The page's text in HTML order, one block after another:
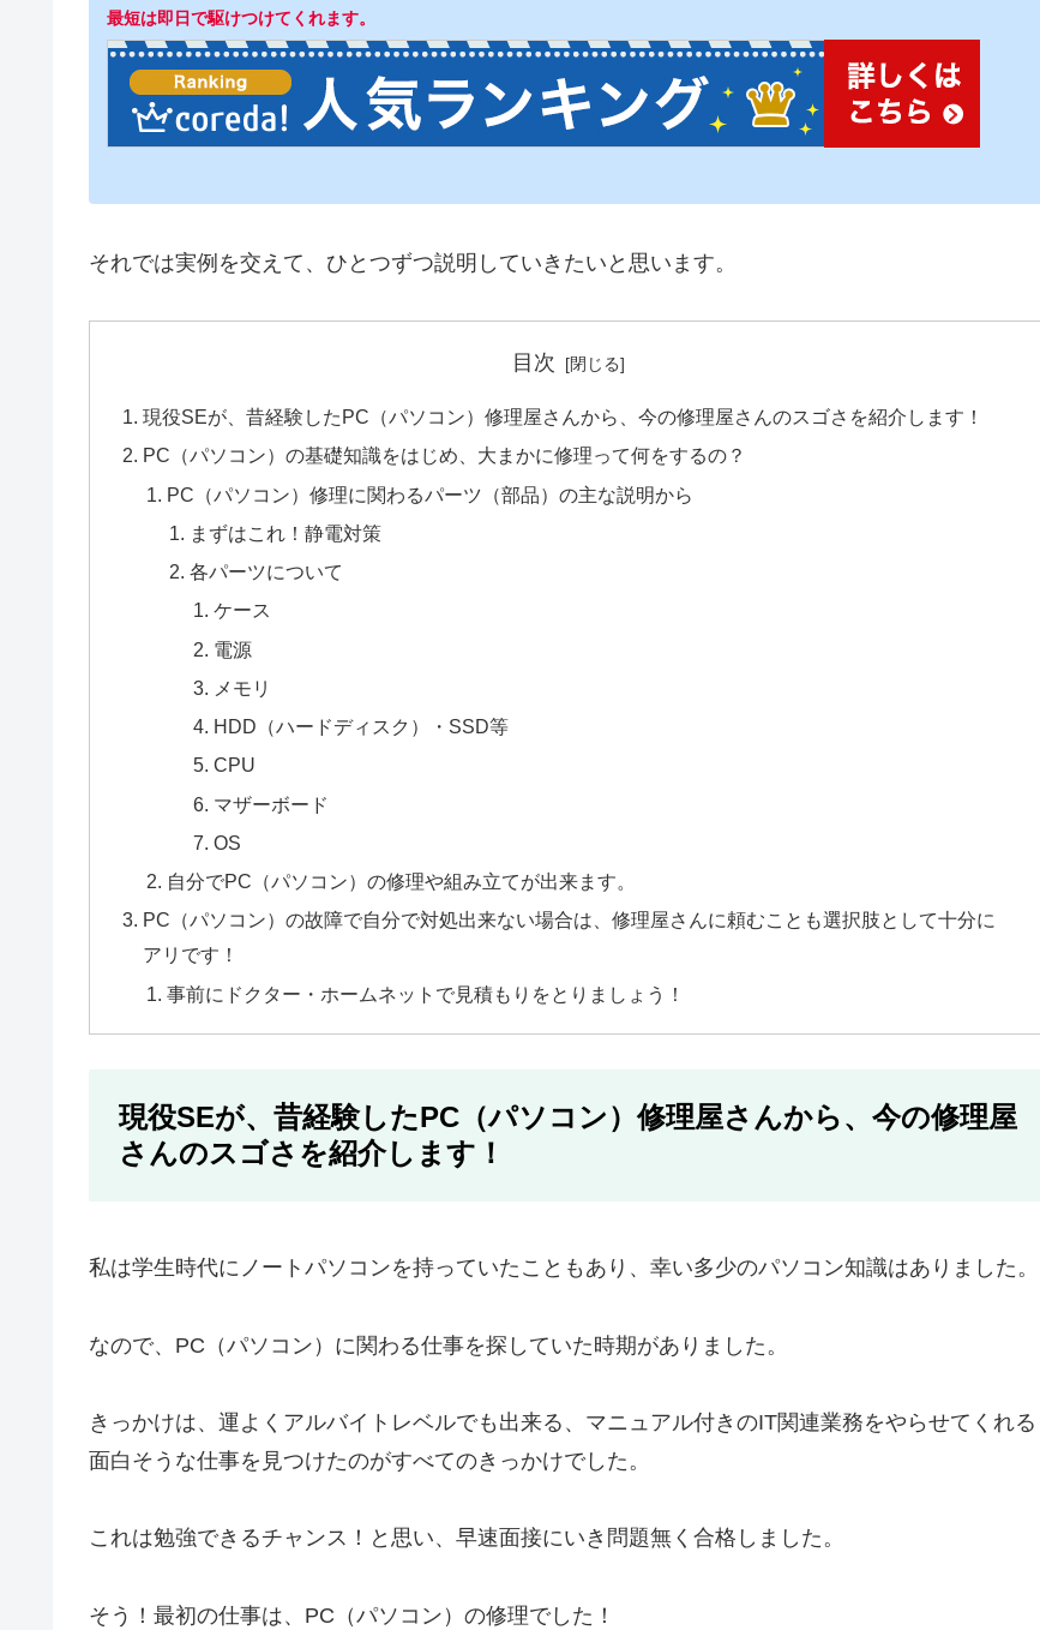
最短は即日で駆けつけてくれます。
それでは実例を交えて、ひとつずつ説明していきたいと思います。
目次
現役SEが、昔経験したPC（パソコン）修理屋さんから、今の修理屋さんのスゴさを紹介します！
PC（パソコン）の基礎知識をはじめ、大まかに修理って何をするの？
PC（パソコン）修理に関わるパーツ（部品）の主な説明から
まずはこれ！静電対策
各パーツについて
ケース
電源
メモリ
HDD（ハードディスク）・SSD等
CPU
マザーボード
OS
自分でPC（パソコン）の修理や組み立てが出来ます。
PC（パソコン）の故障で自分で対処出来ない場合は、修理屋さんに頼むことも選択肢として十分に
アリです！
事前にドクター・ホームネットで見積もりをとりましょう！
現役SEが、昔経験したPC（パソコン）修理屋さんから、今の修理屋
さんのスゴさを紹介します！
私は学生時代にノートパソコンを持っていたこともあり、幸い多少のパソコン知識はありました。
なので、PC（パソコン）に関わる仕事を探していた時期がありました。
きっかけは、運よくアルバイトレベルでも出来る、マニュアル付きのIT関連業務をやらせてくれる
面白そうな仕事を見つけたのがすべてのきっかけでした。
これは勉強できるチャンス！と思い、早速面接にいき問題無く合格しました。
そう！最初の仕事は、PC（パソコン）の修理でした！